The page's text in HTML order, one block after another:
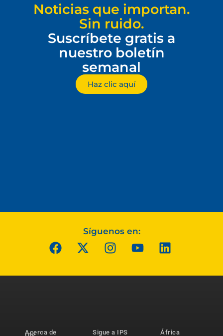
Noticias que importan.
Sin ruido.
Suscríbete gratis a
nuestro boletín
semanal
Haz clic aquí
Síguenos en:
Acerca de Sigue a IPS África